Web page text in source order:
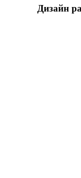
Дизайн